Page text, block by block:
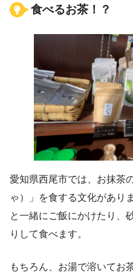
食べるお茶！？
愛知県西尾市では、お抹茶
ゃ）」を食する文化があり
と一緒にご飯にかけたり、
りして食べます。
もちろん、お湯で溶いてお